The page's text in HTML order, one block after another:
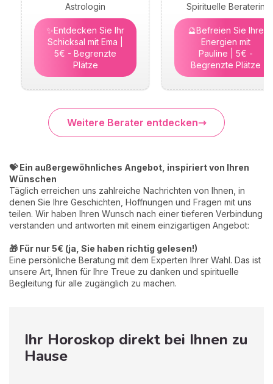
Astrologin
✨Entdecken Sie Ihr
Schicksal mit Ema |
5€ - Begrenzte
Plätze
Spirituelle Beraterin
🔮Befreien Sie Ihre
Energien mit
Pauline | 5€ -
Begrenzte Plätze
Weitere Berater entdecken
💝 Ein außergewöhnliches Angebot, inspiriert von Ihren
Wünschen
Täglich erreichen uns zahlreiche Nachrichten von Ihnen, in
denen Sie Ihre Geschichten, Hoffnungen und Fragen mit uns
teilen. Wir haben Ihren Wunsch nach einer tieferen Verbindung
verstanden und antworten mit einem einzigartigen Angebot:
🎁 Für nur 5€ (ja, Sie haben richtig gelesen!)
Eine persönliche Beratung mit dem Experten Ihrer Wahl. Das ist
unsere Art, Ihnen für Ihre Treue zu danken und spirituelle
Begleitung für alle zugänglich zu machen.
Ihr Horoskop direkt bei Ihnen zu
Hause